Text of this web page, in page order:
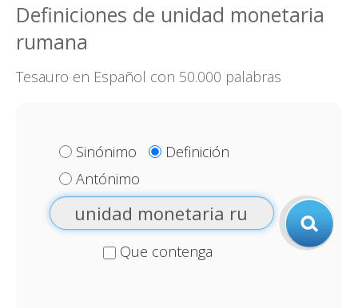
Definiciones de unidad monetaria
rumana
Tesauro en Español con 50.000 palabras
Sinónimo
Definición
Antónimo
Que contenga